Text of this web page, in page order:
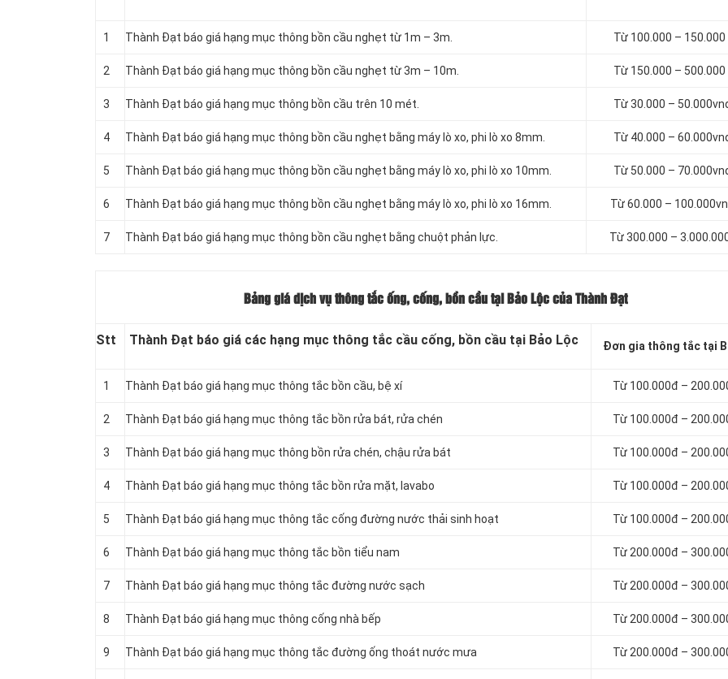
1 Thành Đạt báo giá hạng mục thông bồn cầu nghẹt từ 1m – 3m. Từ 100.000 –
2 Thành Đạt báo giá hạng mục thông bồn cầu nghẹt từ 3m – 10m. Từ 150.000 –
3 Thành Đạt báo giá hạng mục thông bồn cầu trên 10 mét. Từ 30.000 –
4 Thành Đạt báo giá hạng mục thông bồn cầu nghẹt bằng máy lò xo, phi lò xo 8mm. Từ 40.000 –
5 Thành Đạt báo giá hạng mục thông bồn cầu nghẹt bằng máy lò xo, phi lò xo 10mm. Từ 50.000 –
6 Thành Đạt báo giá hạng mục thông bồn cầu nghẹt bằng máy lò xo, phi lò xo 16mm. Từ 60.000 –
7 Thành Đạt báo giá hạng mục thông bồn cầu nghẹt bằng chuột phản lực. Từ 300.000 –
Bảng giá dịch vụ thông tắc ống, cống, bồn cầu tại Bảo Lộc của Thành Đạt
Stt Thành Đạt báo giá các hạng mục thông tắc cầu cống, bồn cầu tại Bảo Lộc Đơn gia thông tắc tại
1 Thành Đạt báo giá hạng mục thông tắc bồn cầu, bệ xí Từ 100.000đ –
2 Thành Đạt báo giá hạng mục thông tắc bồn rửa bát, rửa chén Từ 100.000đ –
3 Thành Đạt báo giá hạng mục thông bồn rửa chén, chậu rửa bát Từ 100.000đ –
4 Thành Đạt báo giá hạng mục thông tắc bồn rửa mặt, lavabo Từ 100.000đ –
5 ‎Thành Đạt báo giá hạng mục thông tắc cống đường nước thải sinh hoạt Từ 100.000đ –
6 Thành Đạt báo giá hạng mục thông tắc bồn tiểu nam Từ 200.000đ –
7 Thành Đạt báo giá hạng mục thông tắc đường nước sạch Từ 200.000đ –
8 Thành Đạt báo giá hạng mục thông cống nhà bếp Từ 200.000đ –
9 Thành Đạt báo giá hạng mục thông tắc đường ống thoát nước mưa Từ 200.000đ –